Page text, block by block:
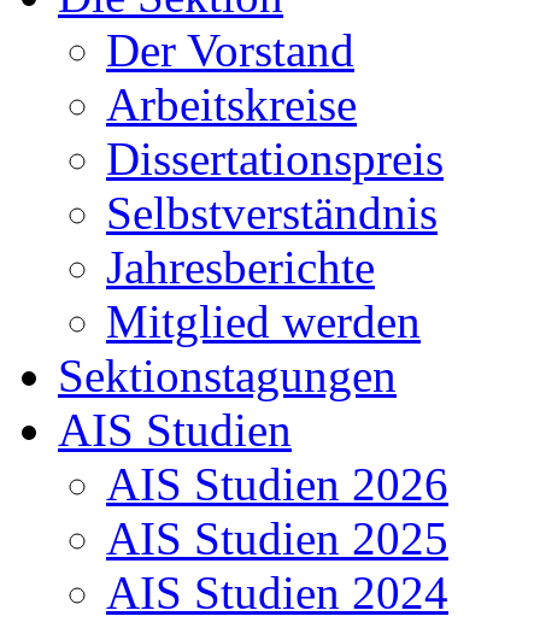
Der Vorstand
Arbeitskreise
Dissertationspreis
Selbstverständnis
Jahresberichte
Mitglied werden
Sektionstagungen
AIS Studien
AIS Studien 2026
AIS Studien 2025
AIS Studien 2024